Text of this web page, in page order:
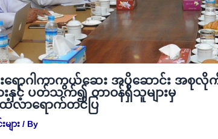
ောဂါကာကွယ်ဆေး အပိုဆောင်း အစုလို
ားနှင့် ပတ်သက်၍ တာဝန်ရှိသူများမှ
ထံလာရောက်တင်ပြ
ျား / By